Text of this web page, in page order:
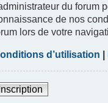
du
de nos
lors de votre
d’utilisation
Inscription